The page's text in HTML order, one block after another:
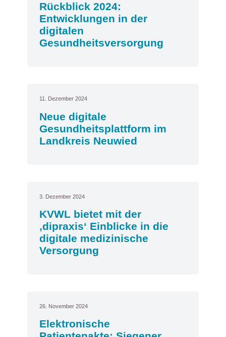
Rückblick 2024:
Entwicklungen in der
digitalen
Gesundheitsversorgung
11. Dezember 2024
Neue digitale
Gesundheitsplattform im
Landkreis Neuwied
3. Dezember 2024
KVWL bietet mit der
‚dipraxis‘ Einblicke in die
digitale medizinische
Versorgung
26. November 2024
Elektronische